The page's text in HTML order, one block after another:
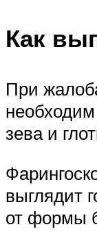
Как
При
зева и
выглядит
от формы